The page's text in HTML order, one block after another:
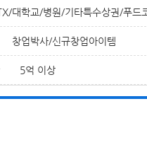
대학교/병원/기타특수상권/푸드
창업박사/신규창업아이템
5억 이상